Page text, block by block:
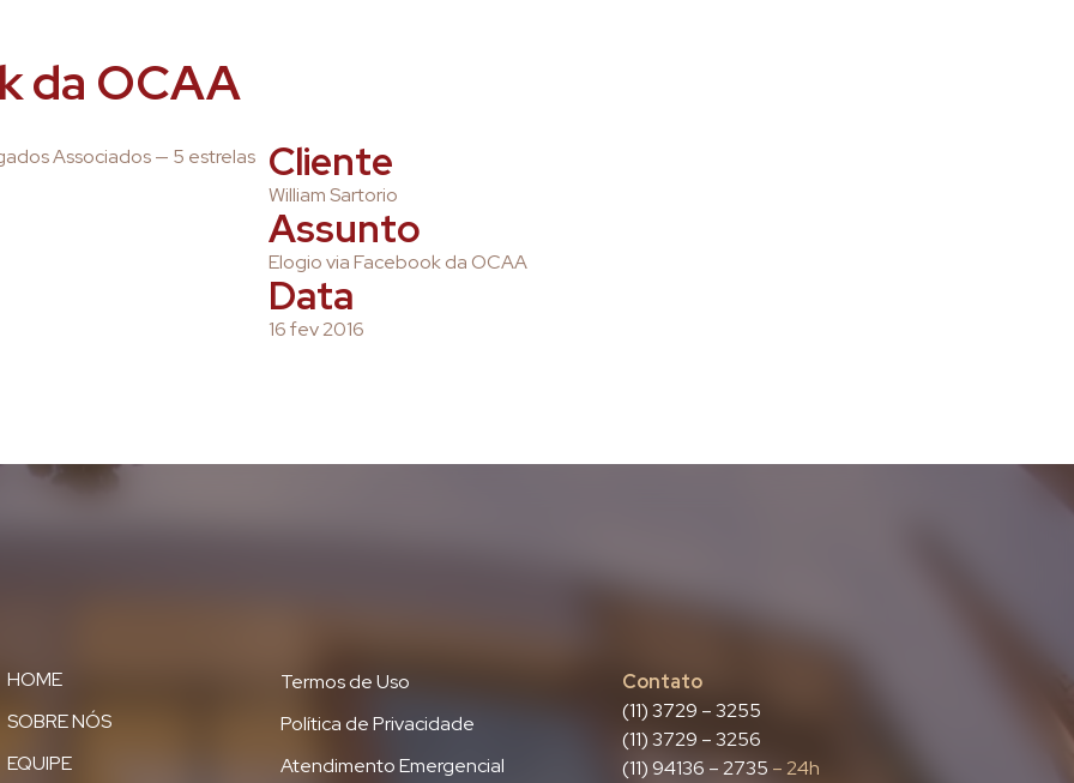
da OCAA
Associados — 5 estrelas Cliente
William Sartorio
Assunto
Elogio via Facebook da OCAA
Data
16 fev 2016
HOME
SOBRE NÓS
EQUIPE
Termos de Uso
Política de Privacidade
Atendimento Emergencial
Contato
(11) 3729 – 3255
(11) 3729 – 3256
(11) 94136 – 2735 – 24h